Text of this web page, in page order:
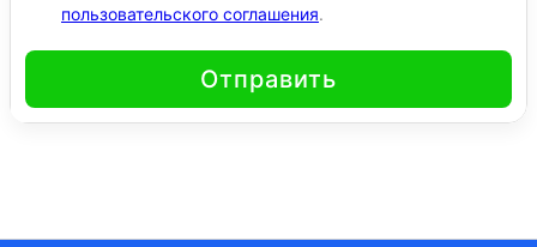
пользовательского соглашения.
Отправить